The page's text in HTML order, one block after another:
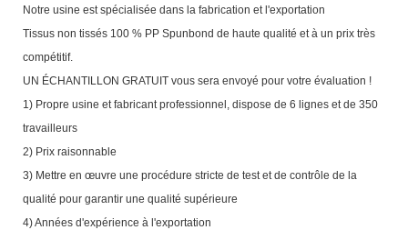
Notre usine est spécialisée dans la fabrication et l'exportation
Tissus non tissés 100 % PP Spunbond de haute qualité et à un prix très
compétitif.
UN ÉCHANTILLON GRATUIT vous sera envoyé pour votre évaluation !
1) Propre usine et fabricant professionnel, dispose de 6 lignes et de 350
travailleurs
2) Prix raisonnable
3) Mettre en œuvre une procédure stricte de test et de contrôle de la
qualité pour garantir une qualité supérieure
4) Années d'expérience à l'exportation